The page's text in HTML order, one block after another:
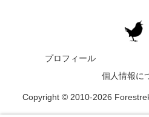
プロフィール
個人情報に
Copyright © 2010-2026